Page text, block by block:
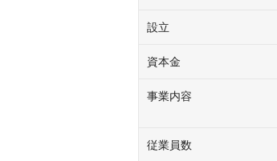
設立
資本金
事業内容
従業員数